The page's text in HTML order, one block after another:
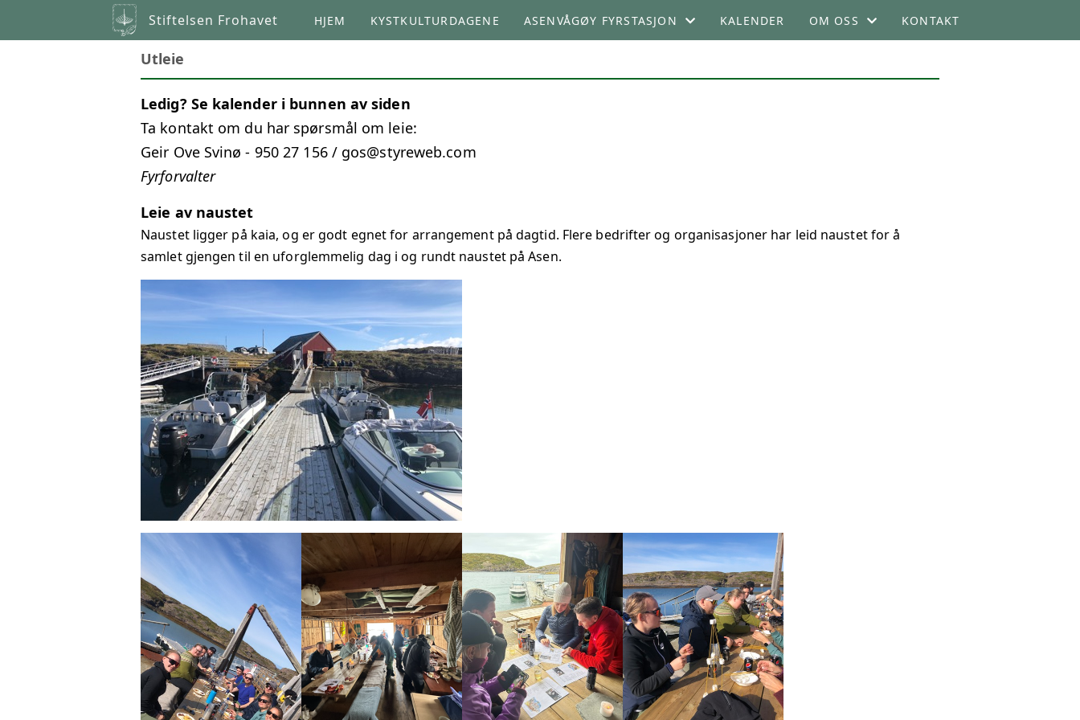
Stiftelsen Frohavet HJEM KYSTKULTURDAGENE ASENVÅGØY FYRSTASJON KALENDER OM OSS KONTAKT
Utleie
Ledig? Se kalender i bunnen av siden
Ta kontakt om du har spørsmål om leie:
Geir Ove Svinø - 950 27 156 / gos@styreweb.com
Fyrforvalter
Leie av naustet
Naustet ligger på kaia, og er godt egnet for arrangement på dagtid. Flere bedrifter og organisasjoner har leid naustet for å
samlet gjengen til en uforglemmelig dag i og rundt naustet på Asen.